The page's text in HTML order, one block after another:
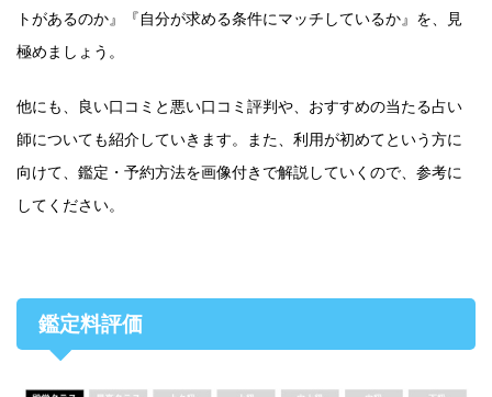
トがあるのか』『自分が求める条件にマッチしているか』を、見
極めましょう。
他にも、良い口コミと悪い口コミ評判や、おすすめの当たる占い
師についても紹介していきます。また、利用が初めてという方に
向けて、鑑定・予約方法を画像付きで解説していくので、参考に
してください。
鑑定料評価